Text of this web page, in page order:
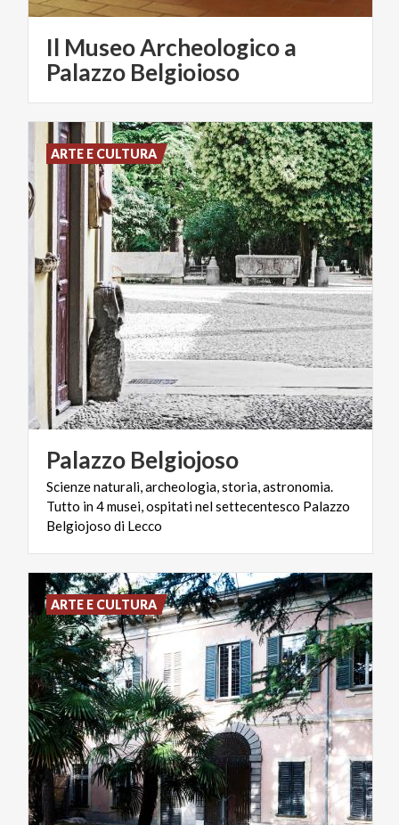
Il Museo Archeologico a
Palazzo Belgioioso
Palazzo Belgiojoso
Scienze naturali, archeologia, storia, astronomia.
Tutto in 4 musei, ospitati nel settecentesco Palazzo
Belgiojoso di Lecco
ARTE E CULTURA
ARTE E CULTURA